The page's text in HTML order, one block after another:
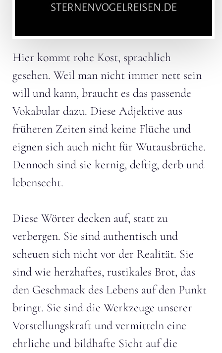
Hier kommt rohe Kost, sprachlich
gesehen. Weil man nicht immer nett sein
will und kann, braucht es das passende
Vokabular dazu. Diese Adjektive aus
früheren Zeiten sind keine Flüche und
eignen sich auch nicht für Wutausbrüche.
Dennoch sind sie kernig, deftig, derb und
lebensecht.
Diese Wörter decken auf, statt zu
verbergen. Sie sind authentisch und
scheuen sich nicht vor der Realität. Sie
sind wie herzhaftes, rustikales Brot, das
den Geschmack des Lebens auf den Punkt
bringt. Sie sind die Werkzeuge unserer
Vorstellungskraft und vermitteln eine
ehrliche und bildhafte Sicht auf die